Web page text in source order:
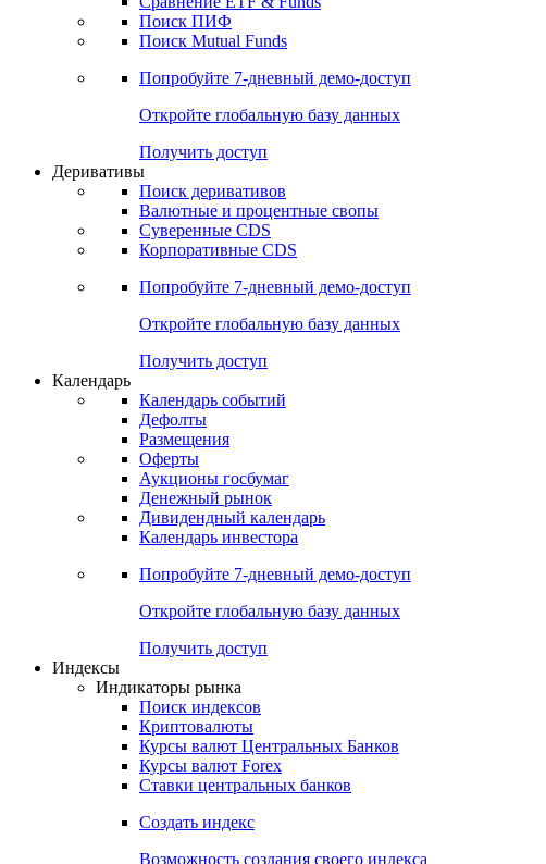
Получить доступ
ETF & Funds
Поиск ETF & Funds
Сравнение ETF & Funds
Поиск ПИФ
Поиск Mutual Funds
Попробуйте7-дневный
Откройте глобальную базу данных
Получить доступ
Деривативы
Поиск деривативов
Валютные и процентные свопы
Суверенные CDS
Корпоративные CDS
Попробуйте7-дневный
Откройте глобальную базу данных
Получить доступ
Календарь
Календарь событий
Дефолты
Размещения
Оферты
Аукционы госбумаг
Денежный рынок
Дивидендный календарь
Календарь инвестора
Попробуйте7-дневный
Получить доступ
Индикаторы рынка
Поиск индексов
Криптовалюты
Курсы валют Центральных Банков
Курсы валют Forex
Ставки центральных банков